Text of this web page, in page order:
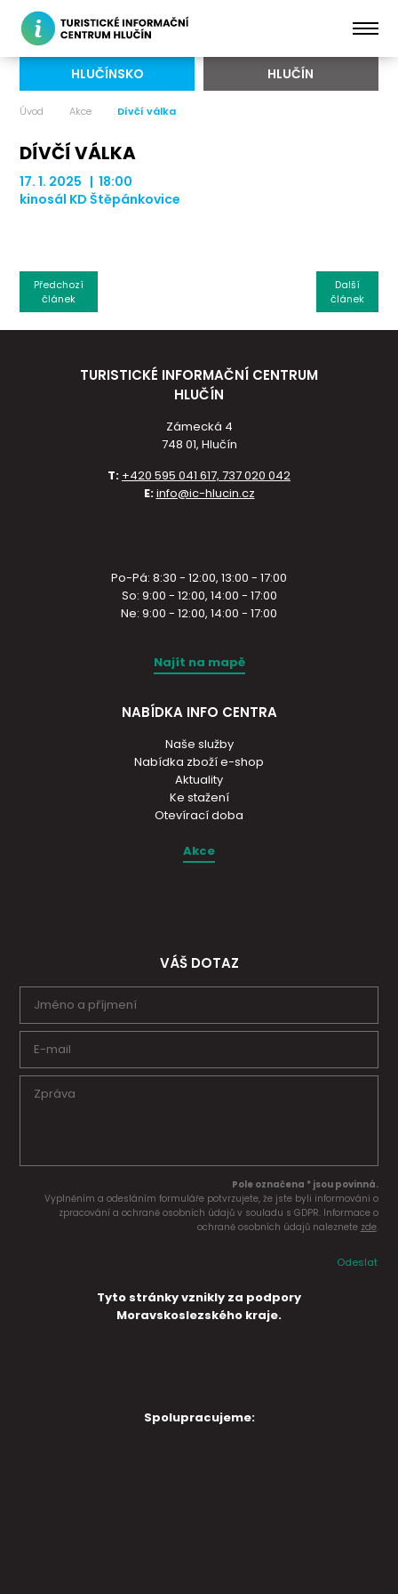
HLUČÍNSKO HLUČÍN
Úvod Akce Dívčí válka
DÍVČÍ VÁLKA
17. 1. 2025 | 18:00
kinosál KD Štěpánkovice
Další
článek
Předchozí
článek
TURISTICKÉ INFORMAČNÍ CENTRUM
HLUČÍN
Zámecká 4
748 01, Hlučín
T: +420 595 041 617, 737 020 042
E:info@ic-hlucin.cz
Po-Pá: 8:30 - 12:00, 13:00 - 17:00
So: 9:00 - 12:00, 14:00 - 17:00
Ne: 9:00 - 12:00, 14:00 - 17:00
Najít na mapě
NABÍDKA INFO CENTRA
Naše služby
Nabídka zboží e-shop
Aktuality
Ke stažení
Otevírací doba
Akce
VÁŠ DOTAZ
Pole označena * jsou povinná.
Vyplněním a odesláním formuláře potvrzujete, že jste byli informováni o
zpracování a ochraně osobních údajů v souladu s GDPR. Informace o
ochraně osobních údajů naleznete zde.
Odeslat
Tyto stránky vznikly za podpory
Moravskoslezského kraje.
Spolupracujeme: